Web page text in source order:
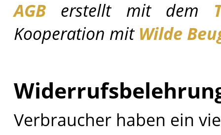
AGB erstellt mit dem
Kooperation mit Wilde
Verbraucher haben ein